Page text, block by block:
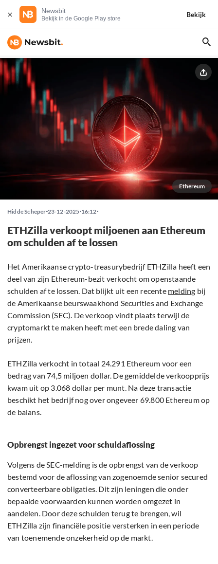
Newsbit
Bekijk in de Google Play store
Bekijk
Ethereum
Hidde Scheper 23-12-2025 16:12
ETHZilla verkoopt miljoenen aan Ethereum
om schulden af te lossen
Het Amerikaanse crypto-treasurybedrijf ETHZilla heeft een
deel van zijn Ethereum-bezit verkocht om openstaande
schulden af te lossen. Dat blijkt uit een recente melding bij
de Amerikaanse beurswaakhond Securities and Exchange
Commission (SEC). De verkoop vindt plaats terwijl de
cryptomarkt te maken heeft met een brede daling van
prijzen.
ETHZilla verkocht in totaal 24.291 Ethereum voor een
bedrag van 74,5 miljoen dollar. De gemiddelde verkoopprijs
kwam uit op 3.068 dollar per munt. Na deze transactie
beschikt het bedrijf nog over ongeveer 69.800 Ethereum op
de balans.
Opbrengst ingezet voor schuldaflossing
Volgens de SEC-melding is de opbrengst van de verkoop
bestemd voor de aflossing van zogenoemde senior secured
converteerbare obligaties. Dit zijn leningen die onder
bepaalde voorwaarden kunnen worden omgezet in
aandelen. Door deze schulden terug te brengen, wil
ETHZilla zijn financiële positie versterken in een periode
van toenemende onzekerheid op de markt.